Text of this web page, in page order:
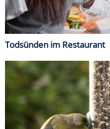
Todsünden im Restaurant